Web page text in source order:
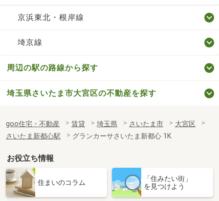
京浜東北・根岸線
埼京線
周辺の駅の路線から探す
埼玉県さいたま市大宮区の不動産を探す
goo住宅・不動産 賃貸 埼玉県 さいたま市
大宮区
さいたま新都心駅
グランカーサさいたま新都心 1K
お役立ち情報
住まいのコラム
「住みたい街」
を見つけよう